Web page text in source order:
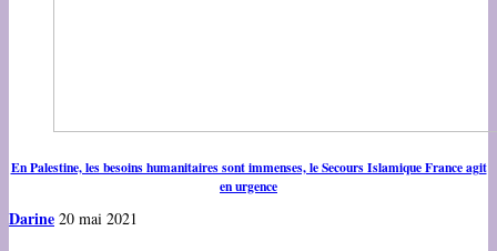
En Palestine, les besoins humanitaires sont immenses, le Secours Islamique France agit
en urgence
Darine 20 mai 2021